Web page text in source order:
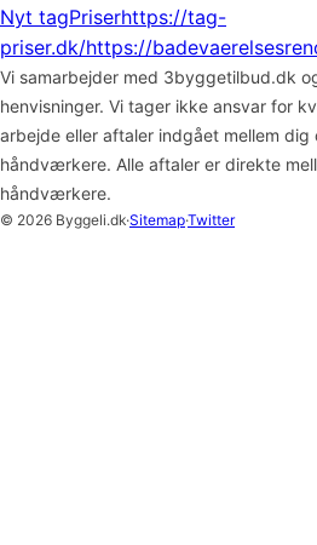
Nyt tagPriserhttps://tag-
priser.dk/https://
Vi samarbejder med 3byggetilbud.dk
henvisninger. Vi tager ikke ansvar for
arbejde eller aftaler indgået mellem
håndværkere. Alle aftaler er direkte
håndværkere.
© 2026 Byggeli.dk·Sitemap·Twitter